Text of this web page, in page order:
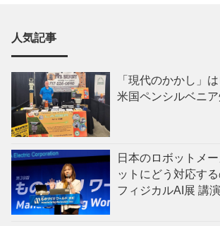
人気記事
「現代のかかし」
米国ペンシルベニア
日本のロボットメ
ットにどう対応す
フィジカルAI展 講